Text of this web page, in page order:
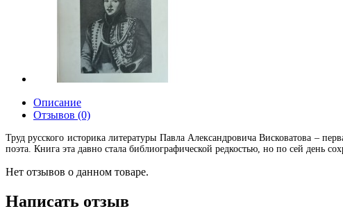
Описание
Отзывов (0)
Труд русского историка литературы Павла Александровича Висковатова –
поэта. Книга эта давно стала библиографической редкостью, но по сей день
Нет отзывов о данном товаре.
Написать отзыв